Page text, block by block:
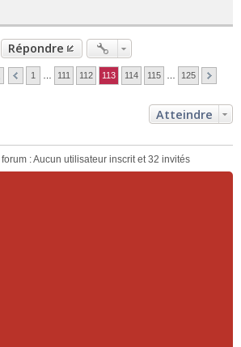
Répondre
1 111 112 113 114 115 125
Atteindre
: Aucun utilisateur inscrit et 32 invités